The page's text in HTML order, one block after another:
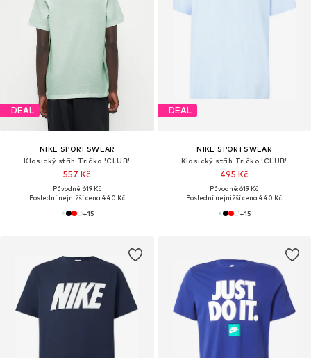
DEAL
NIKE SPORTSWEAR
Klasický střih Tričko 'CLUB'
557 Kč
Původně: 619 Kč
Poslední nejnižší cena:440 Kč
+15
DEAL
NIKE SPORTSWEAR
Klasický střih Tričko 'CLUB'
495 Kč
Původně: 619 Kč
Poslední nejnižší cena:440 Kč
+15